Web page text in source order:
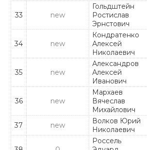
33 new
Гольдштейн
Ростислав
Эрнстович
34 new
Кондратенко
Алексей
Николаевич
35 new
Александров
Алексей
Иванович
36 new
Мархаев
Вячеслав
Михайлович
37 new
Волков Юрий
Николаевич
Россель